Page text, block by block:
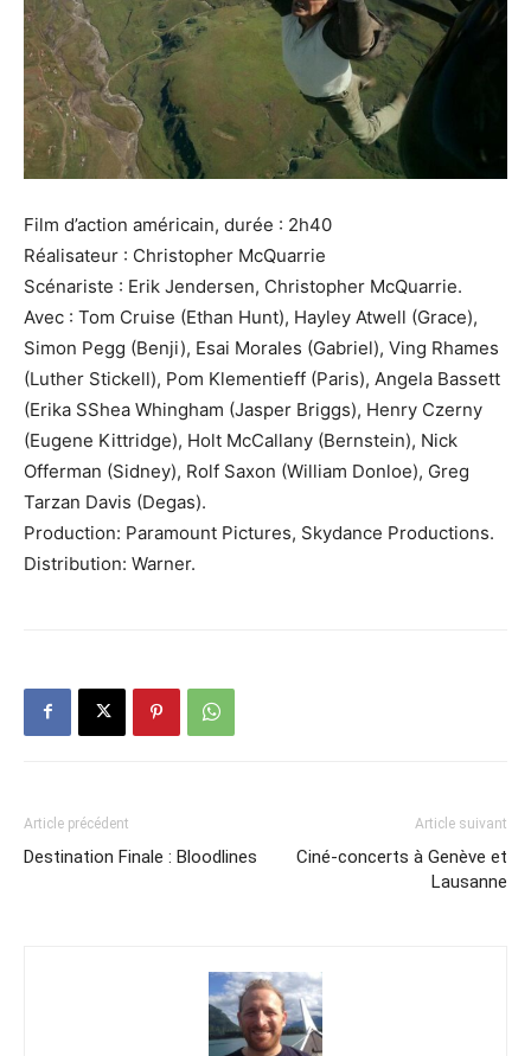
Film d’action américain, durée : 2h40
Réalisateur : Christopher McQuarrie
Scénariste : Erik Jendersen, Christopher McQuarrie.
Avec : Tom Cruise (Ethan Hunt), Hayley Atwell (Grace),
Simon Pegg (Benji), Esai Morales (Gabriel), Ving Rhames
(Luther Stickell), Pom Klementieff (Paris), Angela Bassett
(Erika SShea Whingham (Jasper Briggs), Henry Czerny
(Eugene Kittridge), Holt McCallany (Bernstein), Nick
Offerman (Sidney), Rolf Saxon (William Donloe), Greg
Tarzan Davis (Degas).
Production: Paramount Pictures, Skydance Productions.
Distribution: Warner.
Article précédent
Destination Finale : Bloodlines
Article suivant
Ciné-concerts à Genève et
Lausanne